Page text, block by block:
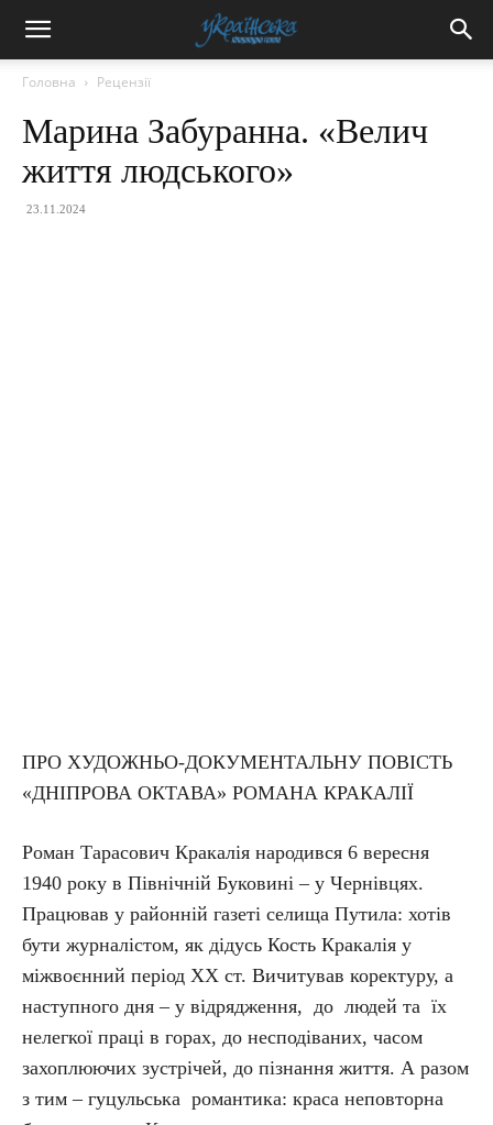
Головна Рецензії
Марина Забуранна. «Велич
життя людського»
23.11.2024
ПРО ХУДОЖНЬО-ДОКУМЕНТАЛЬНУ ПОВІСТЬ
«ДНІПРОВА ОКТАВА» РОМАНА КРАКАЛІЇ
Роман Тарасович Кракалія народився 6 вересня
1940 року в Північній Буковині – у Чернівцях.
Працював у районній газеті селища Путила: хотів
бути журналістом, як дідусь Кость Кракалія у
міжвоєнний період ХХ ст. Вичитував коректуру, а
наступного дня – у відрядження, до людей та їх
нелегкої праці в горах, до несподіваних, часом
захоплюючих зустрічей, до пізнання життя. А разом
з тим – гуцульська романтика: краса неповторна